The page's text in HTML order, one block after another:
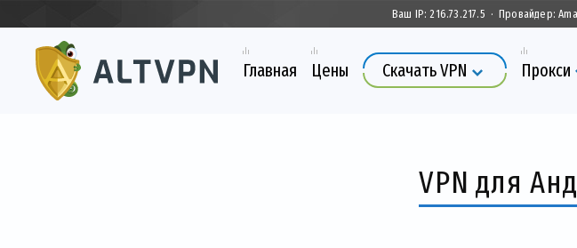
Ваш IP:216.73.217.5 · Провайдер:
Главная Цены Скачать VPN Прокси
VPN для